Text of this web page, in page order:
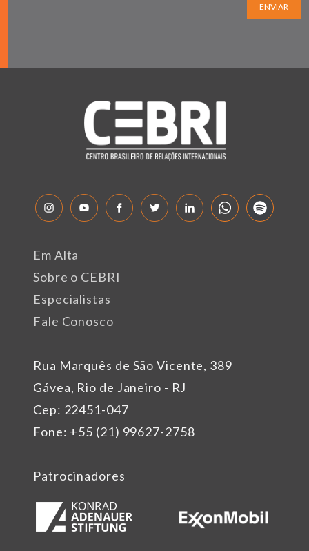
ENVIAR
Rua Marquês de São Vicente, 389
Gávea, Rio de Janeiro - RJ
Cep: 22451-047
Fone: +55 (21) 99627-2758
Em Alta
Sobre o CEBRI
Especialistas
Fale Conosco
Patrocinadores